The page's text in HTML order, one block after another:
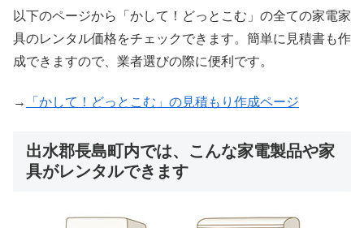
以下のページから「かして！どっとこむ」の全ての家電家
具のレンタル価格をチェックできます。簡単に見積書も作
成できますので、業者選びの際に便利です。
→ 「かして！どっとこむ」の見積もり作成ページ
出水郡長島町内では、こんな家電製品や家
具がレンタルできます